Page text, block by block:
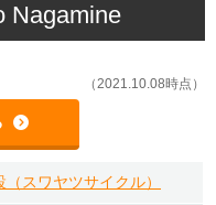
Nagamine
（2021.10.08時点）
スワヤツサイクル）